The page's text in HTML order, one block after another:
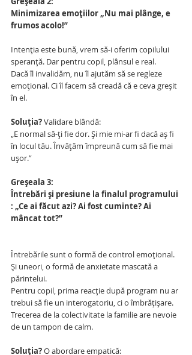
Minimizarea emoțiilor „Nu mai plânge, e
frumos acolo!”
Intenția este bună, vrem să-i oferim copilului
speranță. Dar pentru copil, plânsul e real.
Dacă îl invalidăm, nu îl ajutăm să se regleze
emoțional. Ci îl facem să creadă că e ceva greșit
în el.
Soluția? Validare blândă:
„E normal să-ți fie dor. Și mie mi-ar fi dacă aș fi
în locul tău. Învățăm împreună cum să fie mai
ușor.”
Greșeala 3:
Întrebări și presiune la finalul programului
: „Ce ai făcut azi? Ai fost cuminte? Ai
mâncat tot?”
Întrebările sunt o formă de control emoțional.
Și uneori, o formă de anxietate mascată a
părintelui.
Pentru copil, prima reacție după program nu ar
trebui să fie un interogatoriu, ci o îmbrățișare.
Trecerea de la colectivitate la familie are nevoie
de un tampon de calm.
Soluția? O abordare empatică: